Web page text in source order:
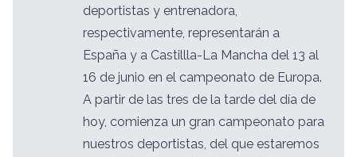
deportistas y entrenadora,
respectivamente, representarán a
España y a Castillla-La Mancha del 13 al
16 de junio en el campeonato de Europa.
A partir de las tres de la tarde del día de
hoy, comienza un gran campeonato para
nuestros deportistas, del que estaremos